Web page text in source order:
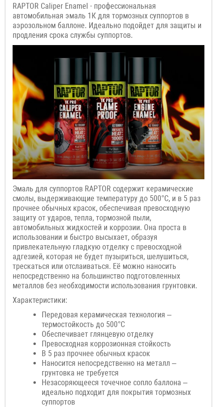
RAPTOR Caliper Enamel - профессиональная
автомобильная эмаль 1К для тормозных суппортов в
аэрозольном баллоне. Идеально подойдет для защиты и
продления срока службы суппортов.
Эмаль для суппортов RAPTOR содержит керамические
смолы, выдерживающие температуру до 500°C, и в 5 раз
прочнее обычных красок, обеспечивая превосходную
защиту от ударов, тепла, тормозной пыли,
автомобильных жидкостей и коррозии. Она проста в
использовании и быстро высыхает, образуя
привлекательную гладкую отделку с превосходной
адгезией, которая не будет пузыриться, шелушиться,
трескаться или отслаиваться. Её можно наносить
непосредственно на большинство подготовленных
металлов без необходимости использования грунтовки.
Характеристики:
Передовая керамическая технология –
термостойкость до 500°C
Обеспечивает глянцевую отделку
Превосходная коррозионная стойкость
В 5 раз прочнее обычных красок
Наносится непосредственно на металл –
грунтовка не требуется
Незасоряющееся точечное сопло баллона –
идеально подходит для покрытия тормозных
суппортов